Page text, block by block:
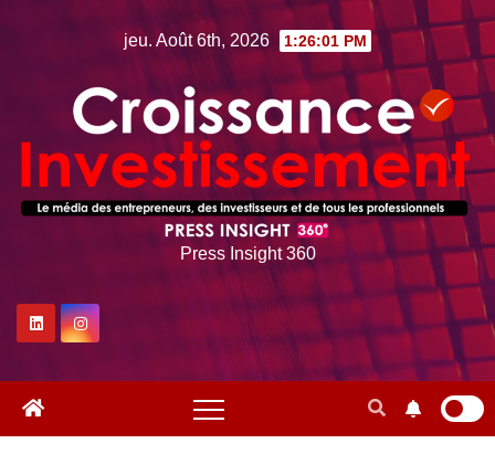
jeu. Août 6th, 2026 1:26:02 PM
Press Insight 360